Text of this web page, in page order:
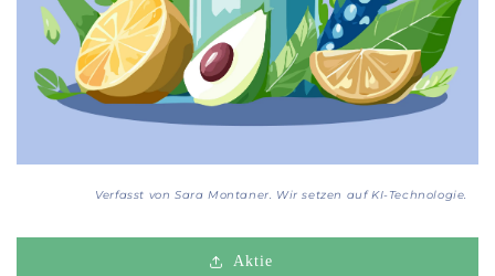
Verfasst von Sara Montaner. Wir setzen auf KI-Technologie.
Aktie